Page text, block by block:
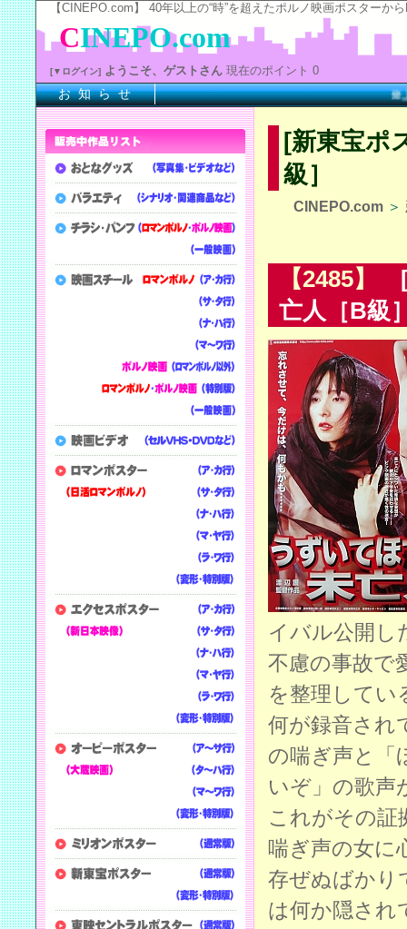
【CINEPO.com】 40年以上の“時”を超えたポルノ映画ポスター
[新東宝ポ
級］
CINEPO.com ＞
【2485】
[
亡人［B級
イバル公開し
不慮の事故で
を整理してい
何が録音され
の喘ぎ声と「
いぞ」の歌声
これがその証
喘ぎ声の女に
存ぜぬばかり
は何か隠され
※上記
CINEPO.com
[▼ログイン] ようこそ、ゲストさん 現在のポイント 0
お 知 ら せ